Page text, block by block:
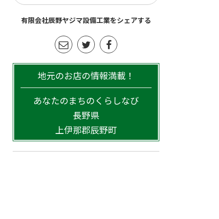
有限会社辰野ヤジマ設備工業をシェアする
地元のお店の情報満載！
あなたのまちのくらしなび
長野県
上伊那郡辰野町